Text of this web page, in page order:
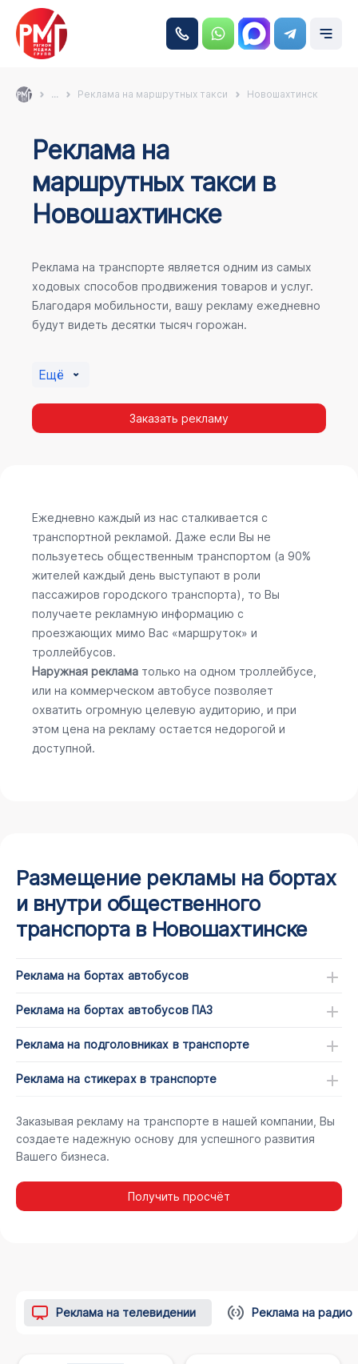
... Реклама на маршрутных такси Новошахтинск
Реклама на
маршрутных такси в
Новошахтинске
Реклама на транспорте является одним из самых
ходовых способов продвижения товаров и услуг.
Благодаря мобильности, вашу рекламу ежедневно
будут видеть десятки тысяч горожан.
Ещё
Заказать рекламу
Ежедневно каждый из нас сталкивается с
транспортной рекламой. Даже если Вы не
пользуетесь общественным транспортом (а 90%
жителей каждый день выступают в роли
пассажиров городского транспорта), то Вы
получаете рекламную информацию с
проезжающих мимо Вас «маршруток» и
троллейбусов.
Наружная реклама только на одном троллейбусе,
или на коммерческом автобусе позволяет
охватить огромную целевую аудиторию, и при
этом цена на рекламу остается недорогой и
доступной.
Размещение рекламы на бортах
и внутри общественного
транспорта в Новошахтинске
Реклама на бортах автобусов
Реклама на бортах автобусов ПАЗ
Реклама на подголовниках в транспорте
Реклама на стикерах в транспорте
Заказывая рекламу на транспорте в нашей компании, Вы
создаете надежную основу для успешного развития
Вашего бизнеса.
Получить просчёт
Реклама на телевидении Реклама на радио